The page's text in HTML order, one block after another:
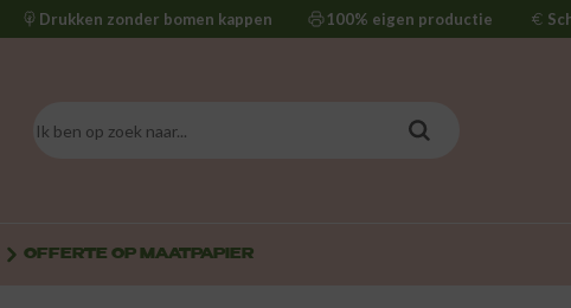
Drukken zonder bomen kappen 100% eigen productie
OFFERTE OP MAAT PAPIER